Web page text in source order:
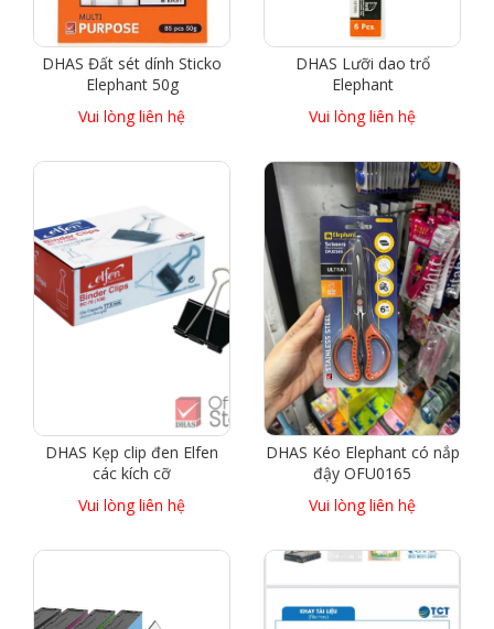
DHAS Đất sét dính Sticko
Elephant 50g
Vui lòng liên hệ
DHAS Lưỡi dao trổ
Elephant
Vui lòng liên hệ
DHAS Kẹp clip đen Elfen
các kích cỡ
Vui lòng liên hệ
DHAS Kéo Elephant có nắp
đậy OFU0165
Vui lòng liên hệ